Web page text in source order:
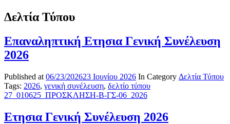
Δελτία Τύπου
Επαναληπτική Ετησια Γενική Συνέλευση
2026
Published at 06/23/202623 Ιουνίου 2026 In Category Δελτία Τύπου
Tags: 2026, γενική συνέλευση, δελτίο τύπου
27_010625_ΠΡΟΣΚΛΗΣΗ-Β-ΓΣ-06_2026
Ετησια Γενική Συνέλευση 2026